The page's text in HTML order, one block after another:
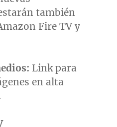
también
Fire TV y
Link para
en alta